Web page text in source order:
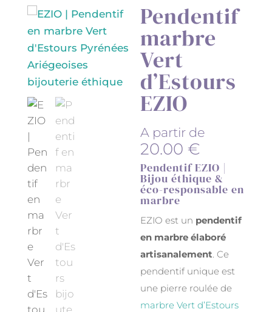
Pendentif
marbre
Vert
d’Estours
EZIO
A partir de
20.00 €
Pendentif EZIO |
Bijou éthique &
éco-responsable en
marbre
EZIO est un pendentif
en marbre élaboré
artisanalement . Ce
pendentif unique est
une pierre roulée de
marbre Vert d’Estours